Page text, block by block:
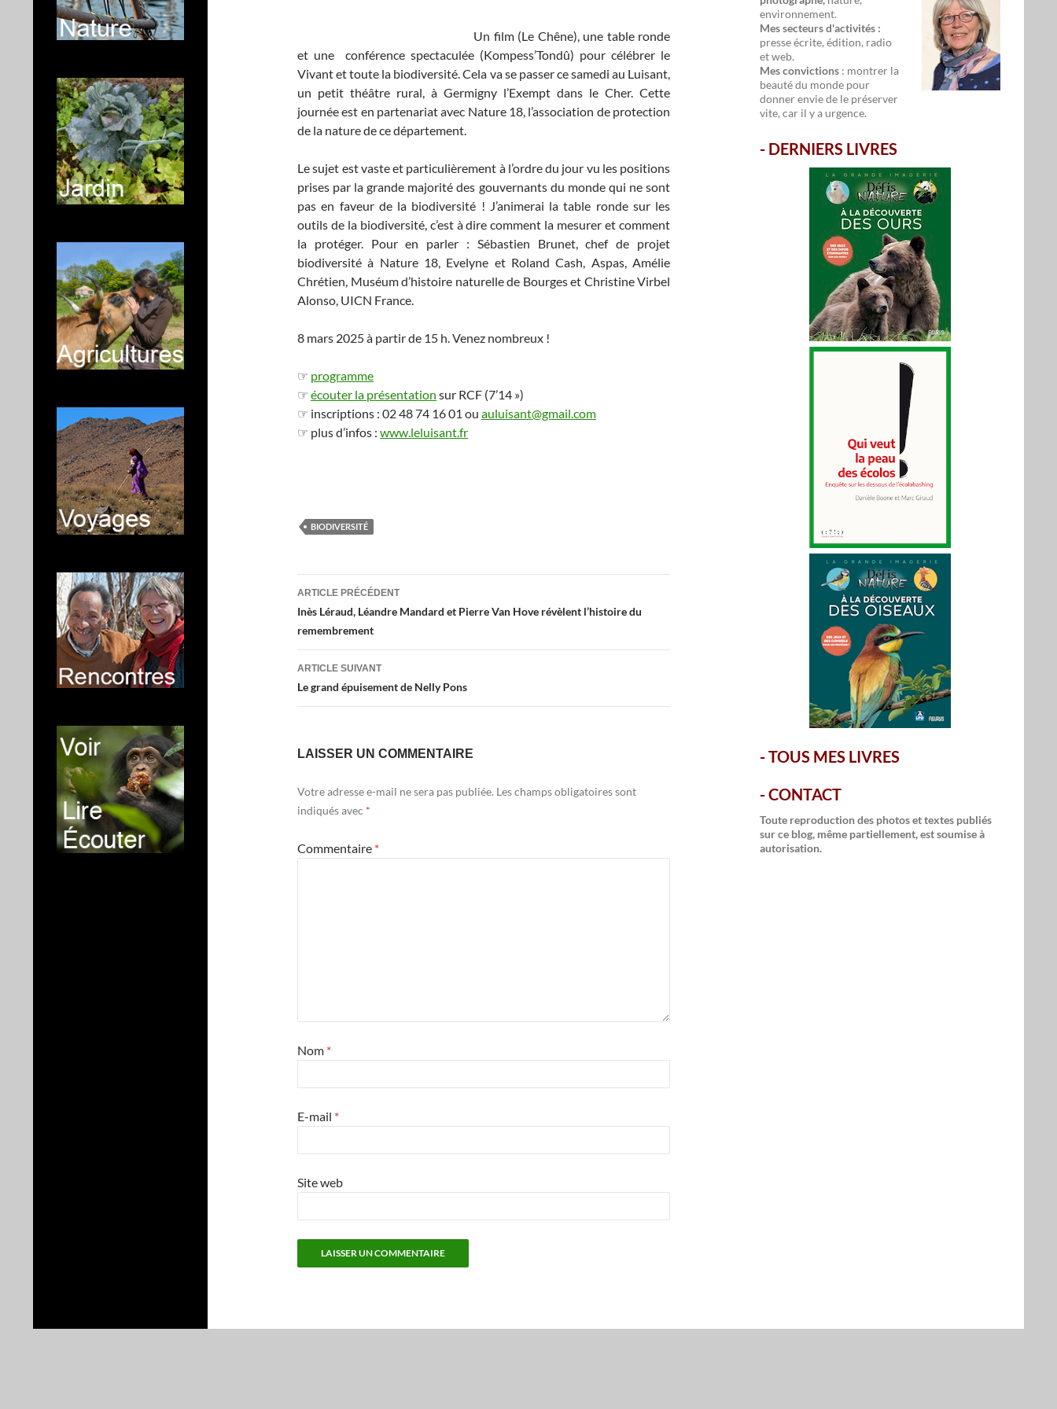
Un film (Le Chêne), une table ronde
et une conférence spectaculée (Kompess’Tondû) pour célébrer le
Vivant et toute la biodiversité. Cela va se passer ce samedi au Luisant,
un petit théâtre rural, à Germigny l’Exempt dans le Cher. Cette
journée est en partenariat avec Nature 18, l’association de protection
de la nature de ce département.
Le sujet est vaste et particulièrement à l’ordre du jour vu les positions
prises par la grande majorité des gouvernants du monde qui ne sont
pas en faveur de la biodiversité ! J’animerai la table ronde sur les
outils de la biodiversité, c’est à dire comment la mesurer et comment
la protéger. Pour en parler : Sébastien Brunet, chef de projet
biodiversité à Nature 18, Evelyne et Roland Cash, Aspas, Amélie
Chrétien, Muséum d’histoire naturelle de Bourges et Christine Virbel
Alonso, UICN France.
8 mars 2025 à partir de 15 h. Venez nombreux !
☞ programme
☞ écouter la présentation sur RCF (7’14 »)
☞ inscriptions : 02 48 74 16 01 ou auluisant@gmail.com
☞ plus d’infos : www.leluisant.fr
BIODIVERSITÉ
Navigation
des
articles
ARTICLE PRÉCÉDENT
Inès Léraud, Léandre Mandard et Pierre Van Hove révèlent l’histoire du
remembrement
ARTICLE SUIVANT
Le grand épuisement de Nelly Pons
LAISSER UN COMMENTAIRE
Votre adresse e-mail ne sera pas publiée. Les champs obligatoires sont
indiqués avec *
Commentaire *
Nom *
E-mail *
Site web
environnement.
Mes secteurs d'activités :
presse écrite, édition, radio
et web.
Mes convictions : montrer la
beauté du monde pour
donner envie de le préserver
vite, car il y a urgence.
- DERNIERS LIVRES
-TOUS MES LIVRES
-CONTACT
Toute reproduction des photos et textes publiés
sur ce blog, même partiellement, est soumise à
autorisation.